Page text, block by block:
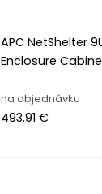
APC NetShelter
Enclosure
na objednávku
493.91 €